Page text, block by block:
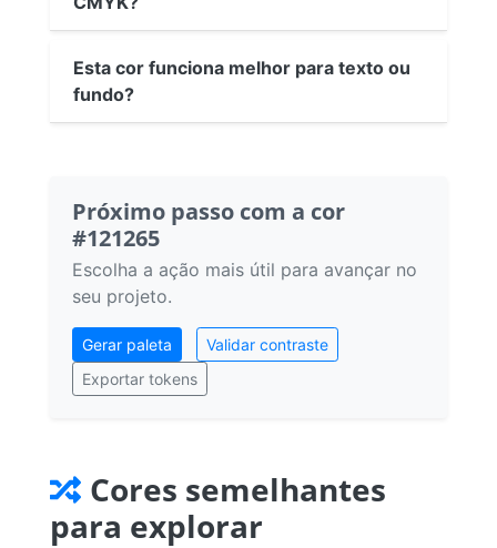
Esta cor funciona melhor para texto ou
fundo?
Próximo passo com a cor
#121265
Escolha a ação mais útil para avançar no
seu projeto.
Gerar paleta
Validar contraste
Exportar tokens
Cores semelhantes
para explorar